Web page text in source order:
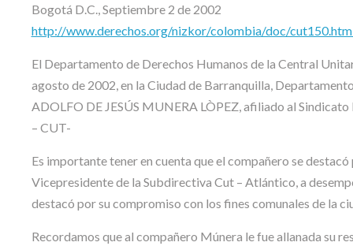
Bogotá D.C., Septiembre 2 de 2002
http://www.derechos.org/nizkor/colombia/doc/
El Departamento de Derechos Humanos de la Central
agosto de 2002, en la Ciudad de Barranquilla,
ADOLFO DE JESÚS MUNERA LÒPEZ, afiliado al
– CUT-
Es importante tener en cuenta que el compañero se
Vicepresidente de la Subdirectiva Cut – Atlántico, a
destacó por su compromiso con los fines comunales de la
Recordamos que al compañero Múnera le fue allanada su